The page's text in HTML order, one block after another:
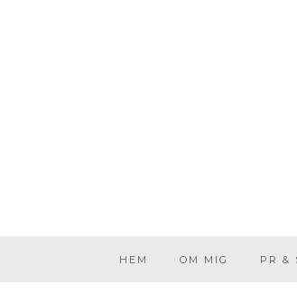
HEM OM MIG PR &